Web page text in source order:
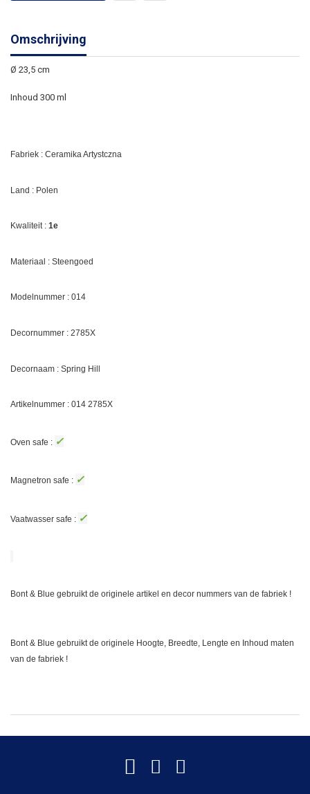
Omschrijving
Ø 23,5 cm
Inhoud 300 ml
Fabriek : Ceramika Artystczna
Land : Polen
Kwaliteit : 1e
Materiaal : Steengoed
Modelnummer : 014
Decornummer : 2785X
Decornaam : Spring Hill
Artikelnummer : 014 2785X
Oven safe : ✓
Magnetron safe : ✓
Vaatwasser safe : ✓
Bont & Blue gebruikt de originele artikel en decor nummers van de fabriek !
Bont & Blue gebruikt de originele Hoogte, Breedte, Lengte en Inhoud maten
van de fabriek !